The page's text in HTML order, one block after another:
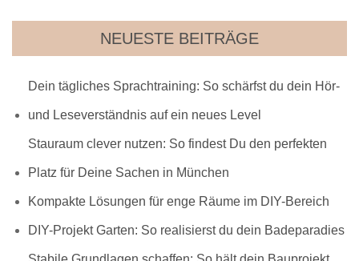
NEUESTE BEITRÄGE
Dein tägliches Sprachtraining: So schärfst du dein Hör-
und Leseverständnis auf ein neues Level
Stauraum clever nutzen: So findest Du den perfekten
Platz für Deine Sachen in München
Kompakte Lösungen für enge Räume im DIY-Bereich
DIY-Projekt Garten: So realisierst du dein Badeparadies